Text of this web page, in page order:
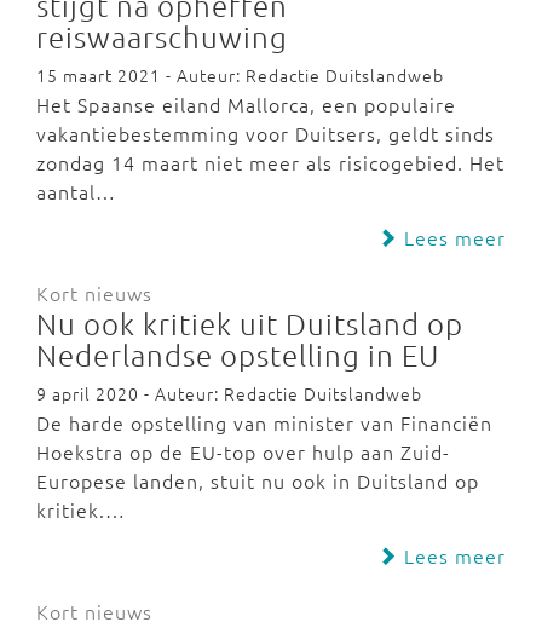
reiswaarschuwing
15 maart 2021 - Auteur: Redactie Duitslandweb
Het Spaanse eiland Mallorca, een populaire
vakantiebestemming voor Duitsers, geldt sinds
zondag 14 maart niet meer als risicogebied. Het
aantal…
Lees meer
Kort nieuws
Nu ook kritiek uit Duitsland op
Nederlandse opstelling in EU
9 april 2020 - Auteur: Redactie Duitslandweb
De harde opstelling van minister van Financiën
Hoekstra op de EU-top over hulp aan Zuid-
Europese landen, stuit nu ook in Duitsland op
kritiek.…
Lees meer
Kort nieuws